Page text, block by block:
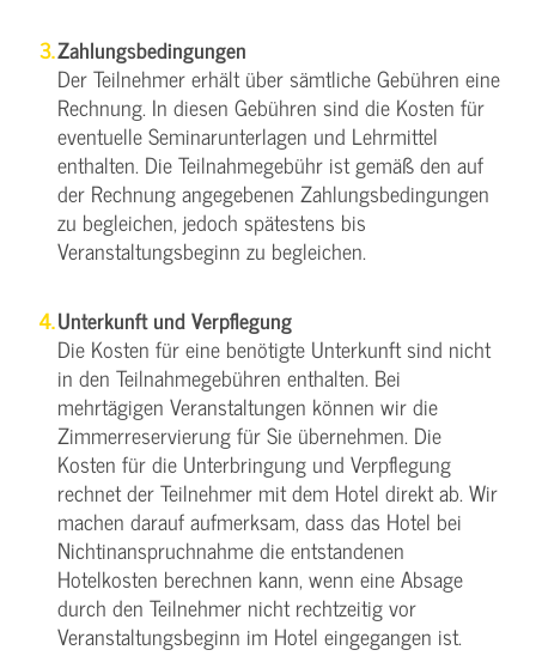
Zahlungsbedingungen
Der Teilnehmer erhält über sämtliche Gebühren eine
Rechnung. In diesen Gebühren sind die Kosten für
eventuelle Seminarunterlagen und Lehrmittel
enthalten. Die Teilnahmegebühr ist gemäß den auf
der Rechnung angegebenen Zahlungsbedingungen
zu begleichen, jedoch spätestens bis
Veranstaltungsbeginn zu begleichen.
Unterkunft und Verpflegung
Die Kosten für eine benötigte Unterkunft sind nicht
in den Teilnahmegebühren enthalten. Bei
mehrtägigen Veranstaltungen können wir die
Zimmerreservierung für Sie übernehmen. Die
Kosten für die Unterbringung und Verpflegung
rechnet der Teilnehmer mit dem Hotel direkt ab. Wir
machen darauf aufmerksam, dass das Hotel bei
Nichtinanspruchnahme die entstandenen
Hotelkosten berechnen kann, wenn eine Absage
durch den Teilnehmer nicht rechtzeitig vor
Veranstaltungsbeginn im Hotel eingegangen ist.